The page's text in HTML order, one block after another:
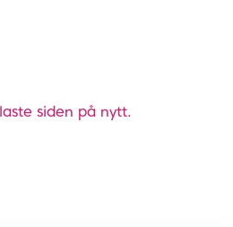
siden på nytt.